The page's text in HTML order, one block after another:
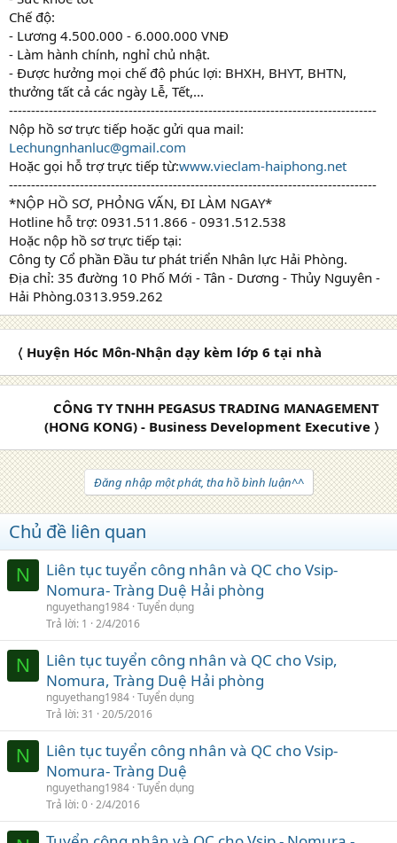
Chế độ:
- Lương 4.500.000 - 6.000.000 VNĐ
- Làm hành chính, nghỉ chủ nhật.
- Được hưởng mọi chế độ phúc lợi: BHXH, BHYT, BHTN,
thưởng tất cả các ngày Lễ, Tết,...
-----------------------------------------------------------------------------------
Nộp hồ sơ trực tiếp hoặc gửi qua mail:
Lechungnhanluc@gmail.com
Hoặc gọi hỗ trợ trực tiếp từ:www.vieclam-haiphong.net
-----------------------------------------------------------------------------------
*NỘP HỒ SƠ, PHỎNG VẤN, ĐI LÀM NGAY*
Hotline hỗ trợ: 0931.511.866 - 0931.512.538
Hoặc nộp hồ sơ trực tiếp tại:
Công ty Cổ phần Đầu tư phát triển Nhân lực Hải Phòng.
Địa chỉ: 35 đường 10 Phố Mới - Tân - Dương - Thủy Nguyên -
Hải Phòng.0313.959.262
〈 Huyện Hóc Môn-Nhận dạy kèm lớp 6 tại nhà
CÔNG TY TNHH PEGASUS TRADING MANAGEMENT
(HONG KONG) - Business Development Executive 〉
Đăng nhập một phát, tha hồ bình luận^^
Chủ đề liên quan
N
Liên tục tuyển công nhân và QC cho Vsip-
Nomura- Tràng Duệ Hải phòng
nguyethang1984 Tuyển dụng
Trả lời 1 2/4/2016
N
Liên tục tuyển công nhân và QC cho Vsip,
Nomura, Tràng Duệ Hải phòng
nguyethang1984 Tuyển dụng
Trả lời 31 20/5/2016
N
Liên tục tuyển công nhân và QC cho Vsip-
Nomura- Tràng Duệ
nguyethang1984 Tuyển dụng
Trả lời 0 2/4/2016